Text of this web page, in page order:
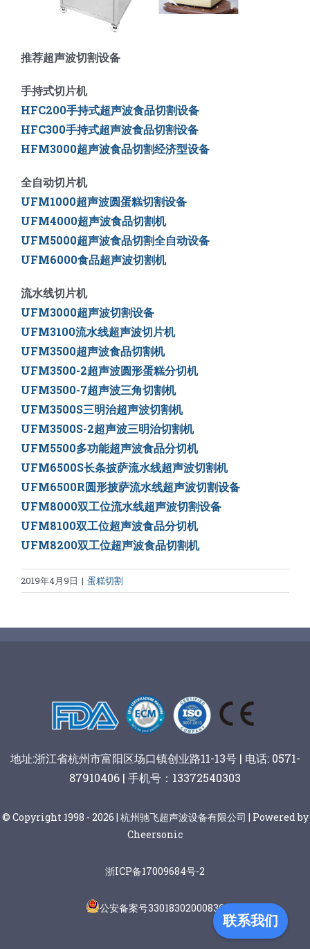
推荐超声波切割设备
手持式切片机
HFC200手持式超声波食品切割设备
HFC300手持式超声波食品切割设备
HFM3000超声波食品切割经济型设备
全自动切片机
UFM1000超声波圆蛋糕切割设备
UFM4000超声波食品切割机
UFM5000超声波食品切割全自动设备
UFM6000食品超声波切割机
流水线切片机
UFM3000超声波切割设备
UFM3100流水线超声波切片机
UFM3500超声波食品切割机
UFM3500-2超声波圆形蛋糕分切机
UFM3500-7超声波三角切割机
UFM3500S三明治超声波切割机
UFM3500S-2超声波三明治切割机
UFM5500多功能超声波食品分切机
UFM6500S长条披萨流水线超声波切割机
UFM6500R圆形披萨流水线超声波切割设备
UFM8000双工位流水线超声波切割设备
UFM8100双工位超声波食品分切机
UFM8200双工位超声波食品切割机
2019年4月9日 | 蛋糕切割
地址:浙江省杭州市富阳区场口镇创业路11-13号 | 电话: 0571-
87910406 | 手机号：13372540303
© Copyright 1998 - 2026 | 杭州驰飞超声波设备有限公司 | Powered by
Cheersonic
浙ICP备17009684号-2
公安备案号33018302000836
联系我们